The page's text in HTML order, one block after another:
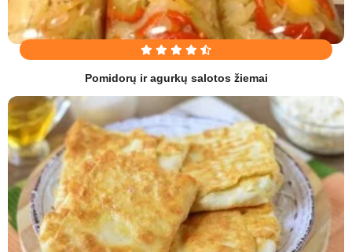
Pomidorų ir agurkų salotos žiemai